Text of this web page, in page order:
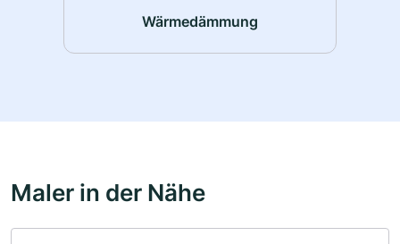
Wärmedämmung
Maler in der Nähe